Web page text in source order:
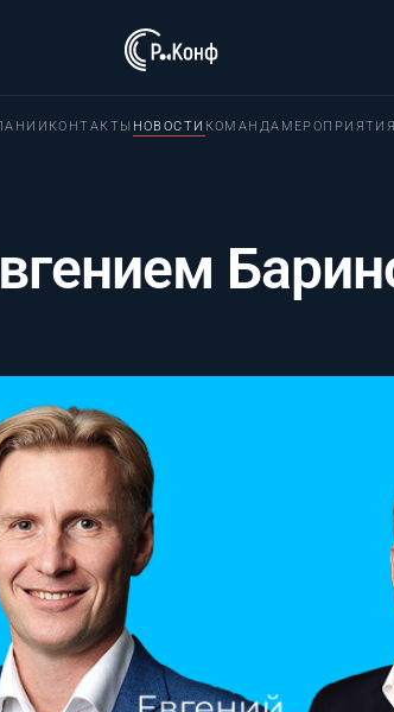
КОНТАКТЫ НОВОСТИ КОМАНДА МЕРОПРИЯТИЯ